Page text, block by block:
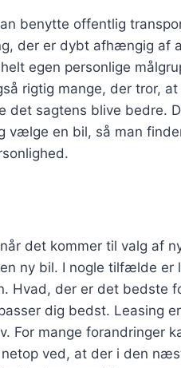
benytte offentlig
der er dybt afhængig af
egen personlige
rigtig mange, der tror,
det sagtens blive bedre.
en bil, så man
det kommer til valg af
ny bil. I nogle tilfælde er
Hvad, der er det bedste
dig bedst. Leasing
For mange forandringer
ved, at der i den